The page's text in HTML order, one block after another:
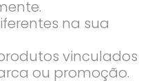
na sua
vinculados
ou promoção.